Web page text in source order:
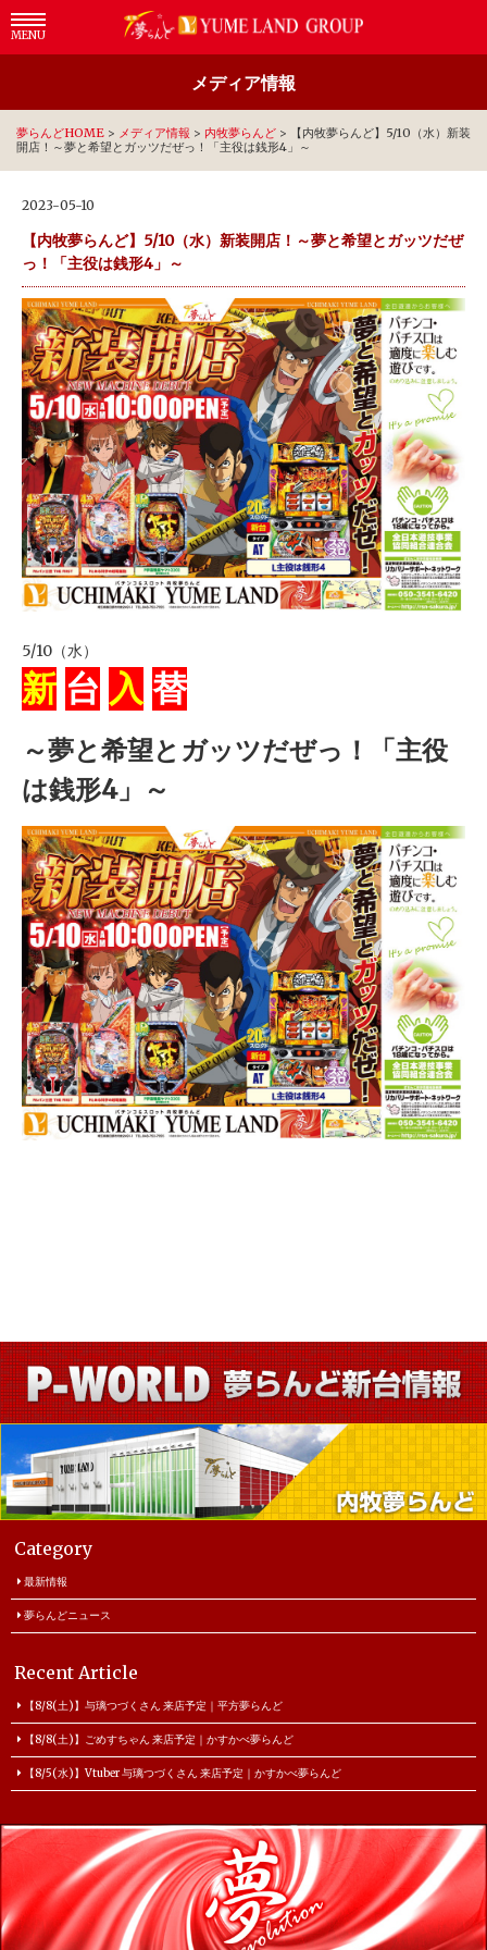
MENU
メディア情報
夢らんどHOME > メディア情報 > 内牧夢らんど >
【内牧夢らんど】5/10（水）新装
開店！～夢と希望とガッツだぜっ！「主役は銭形4」～
2023-05-10
【内牧夢らんど】5/10（水）新装開店！～夢と希望とガッツだぜ
っ！「主役は銭形4」～
5/10（水）
新 台 入 替
～夢と希望とガッツだぜっ！「主役
は銭形4」～
Category
最新情報
夢らんどニュース
Recent Article
【8/8(土)】与璃つづくさん 来店予定｜平方夢らんど
【8/8(土)】ごめすちゃん 来店予定｜かすかべ夢らんど
【8/5(水)】Vtuber 与璃つづくさん 来店予定｜かすかべ夢らんど